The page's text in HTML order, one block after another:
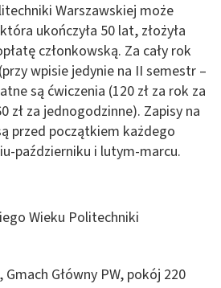
Warszawskiej może
ukończyła 50 lat, złożyła
członkowską. Za cały rok
wpisie jedynie na II semestr –
są ćwiczenia (120 zł za rok za
zł za jednogodzinne). Zapisy na
przed początkiem każdego
październiku i lutym-marcu.
Wieku Politechniki
Główny PW, pokój 220